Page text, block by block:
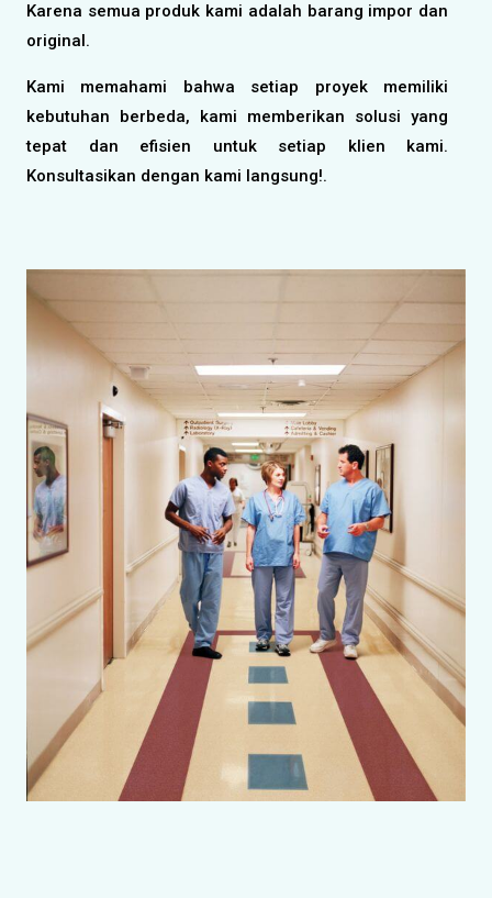
Karena semua produk kami adalah barang impor dan
original.
Kami memahami bahwa setiap proyek memiliki
kebutuhan berbeda, kami memberikan solusi yang
tepat dan efisien untuk setiap klien kami.
Konsultasikan dengan kami langsung!.